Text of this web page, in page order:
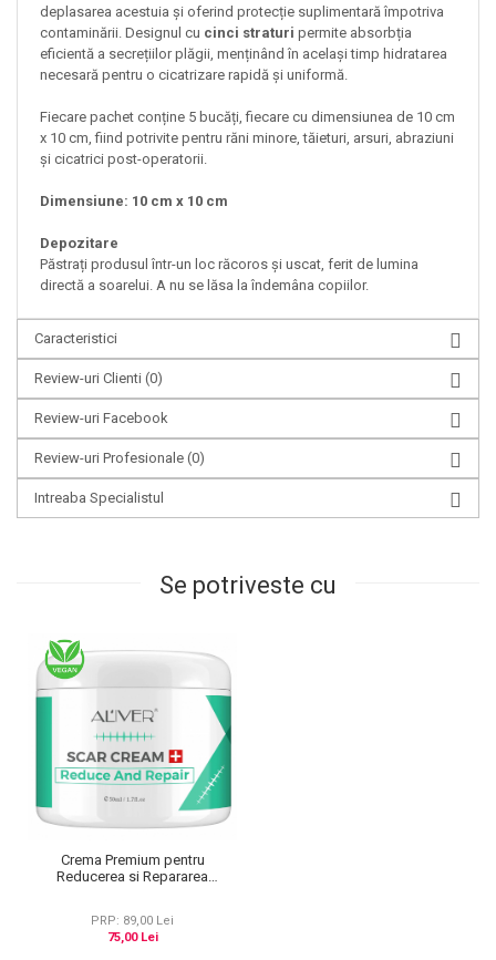
deplasarea acestuia și oferind protecție suplimentară împotriva
contaminării. Designul cu cinci straturi permite absorbția
eficientă a secrețiilor plăgii, menținând în același timp hidratarea
necesară pentru o cicatrizare rapidă și uniformă.
Fiecare pachet conține 5 bucăți, fiecare cu dimensiunea de 10 cm
x 10 cm, fiind potrivite pentru răni minore, tăieturi, arsuri, abraziuni
și cicatrici post-operatorii.
Dimensiune: 10 cm x 10 cm
Depozitare
Păstrați produsul într-un loc răcoros și uscat, ferit de lumina
directă a soarelui. A nu se lăsa la îndemâna copiilor.
Caracteristici
Review-uri Clienti (0)
Review-uri Facebook
Review-uri Profesionale (0)
Intreaba Specialistul
Se potriveste cu
Crema Premium pentru
Reducerea si Repararea
ml
PRP: 89,00 Lei
75,00 Lei